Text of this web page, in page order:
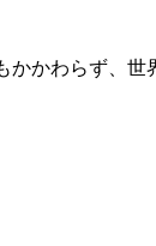
かかわらず、世